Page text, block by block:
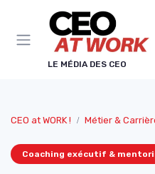
LE MÉDIA DES CEO
CEO at WORK ! Métier &
Coaching exécutif &
Panneau de gestion des